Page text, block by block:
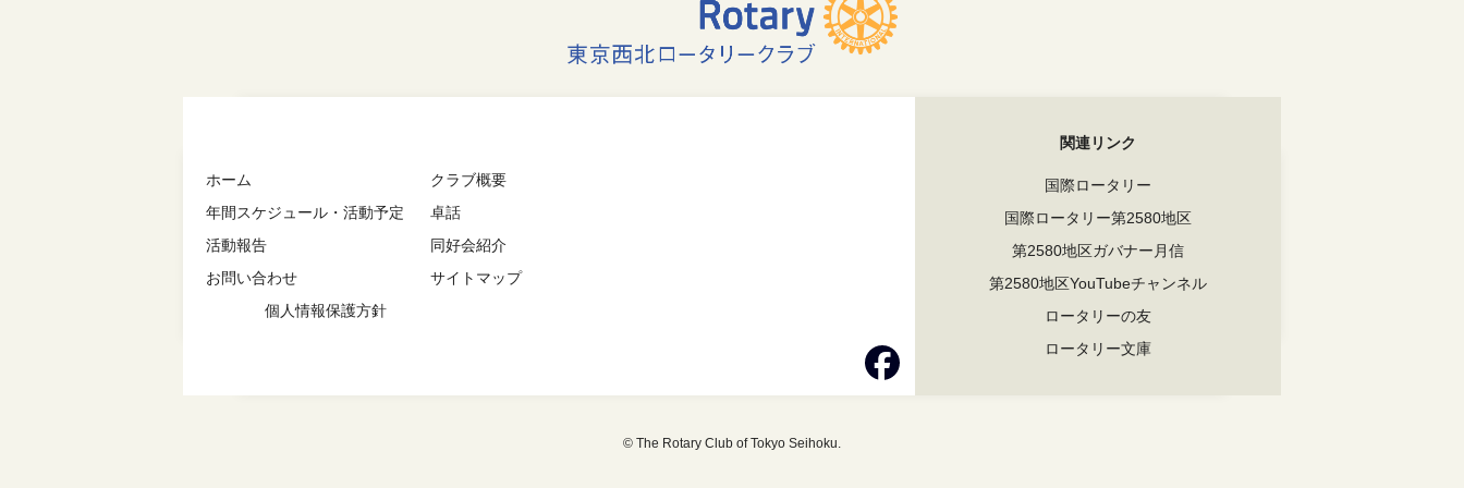
ホーム
クラブ概要
年間スケジュール・活動予定
卓話
活動報告
同好会紹介
お問い合わせ
サイトマップ
個人情報保護方針
関連リンク
国際ロータリー
国際ロータリー第2580地区
第2580地区ガバナー月信
第2580地区YouTubeチャンネル
ロータリーの友
ロータリー文庫
© The Rotary Club of Tokyo Seihoku.